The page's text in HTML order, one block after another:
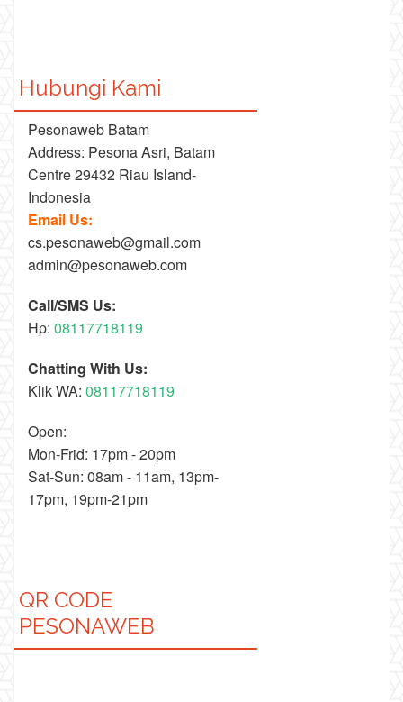
Hubungi Kami
Pesonaweb Batam
Address: Pesona Asri, Batam
Centre 29432 Riau Island-
Indonesia
Email Us:
cs.pesonaweb@gmail.com
admin@pesonaweb.com
Call/SMS Us:
Hp: 08117718119
Chatting With Us:
Klik WA: 08117718119
Open:
Mon-Frid: 17pm - 20pm
Sat-Sun: 08am - 11am, 13pm-
17pm, 19pm-21pm
QR CODE
PESONAWEB